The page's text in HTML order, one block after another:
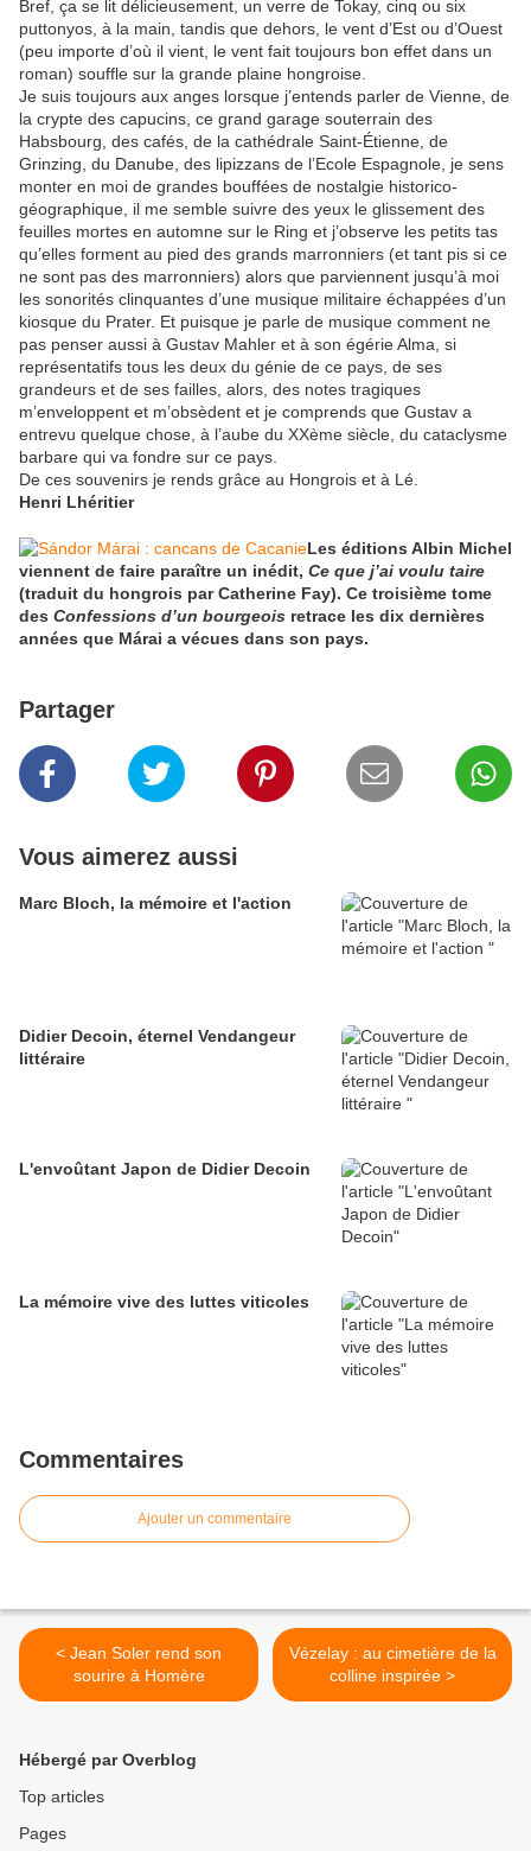
Bref, ça se lit délicieusement, un verre de Tokay, cinq ou six
puttonyos, à la main, tandis que dehors, le vent d’Est ou d’Ouest
(peu importe d’où il vient, le vent fait toujours bon effet dans un
roman) souffle sur la grande plaine hongroise.
Je suis toujours aux anges lorsque j’entends parler de Vienne, de
la crypte des capucins, ce grand garage souterrain des
Habsbourg, des cafés, de la cathédrale Saint-Étienne, de
Grinzing, du Danube, des lipizzans de l’Ecole Espagnole, je sens
monter en moi de grandes bouffées de nostalgie historico-
géographique, il me semble suivre des yeux le glissement des
feuilles mortes en automne sur le Ring et j’observe les petits tas
qu’elles forment au pied des grands marronniers (et tant pis si ce
ne sont pas des marronniers) alors que parviennent jusqu’à moi
les sonorités clinquantes d’une musique militaire échappées d’un
kiosque du Prater. Et puisque je parle de musique comment ne
pas penser aussi à Gustav Mahler et à son égérie Alma, si
représentatifs tous les deux du génie de ce pays, de ses
grandeurs et de ses failles, alors, des notes tragiques
m’enveloppent et m’obsèdent et je comprends que Gustav a
entrevu quelque chose, à l’aube du XXème siècle, du cataclysme
barbare qui va fondre sur ce pays.
De ces souvenirs je rends grâce au Hongrois et à Lé.
Henri Lhéritier
Les éditions Albin Michel
viennent de faire paraître un inédit, Ce que j’ai voulu taire
(traduit du hongrois par Catherine Fay). Ce troisième tome
des Confessions d’un bourgeois retrace les dix dernières
années que Márai a vécues dans son pays.
Partager
Vous aimerez aussi
Marc Bloch, la mémoire et l'action
Didier Decoin, éternel Vendangeur
littéraire
L'envoûtant Japon de Didier Decoin
La mémoire vive des luttes viticoles
Commentaires
Ajouter un commentaire
< Jean Soler rend son
sourire à Homère
Vézelay : au cimetière de la
colline inspirée >
Hébergé par Overblog
Top articles
Pages